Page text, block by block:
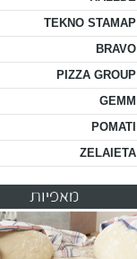
TEKNO STAMAP
BRAVO
PIZZA GROUP
GEMM
POMATI
ZELAIETA